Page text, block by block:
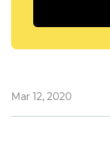
Mar 12, 2020